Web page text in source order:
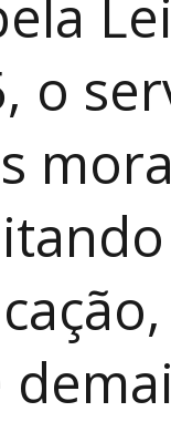
o